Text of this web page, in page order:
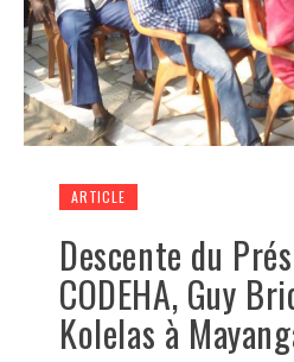
ARTICLE
Descente du
CODEHA, Guy
Kolelas à